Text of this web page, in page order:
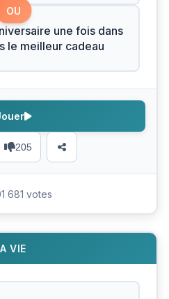
OU
une fois dans
le meilleur cadeau
205
681 votes
A VIE